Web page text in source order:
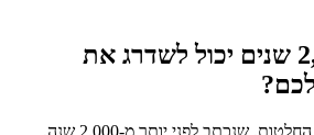
איך תכנון בן 2,000 שנים יכול לשדרג את
המודל של אריסטו לקבלת החלטות, שנכתב לפני יותר מ-2,000 שנה,